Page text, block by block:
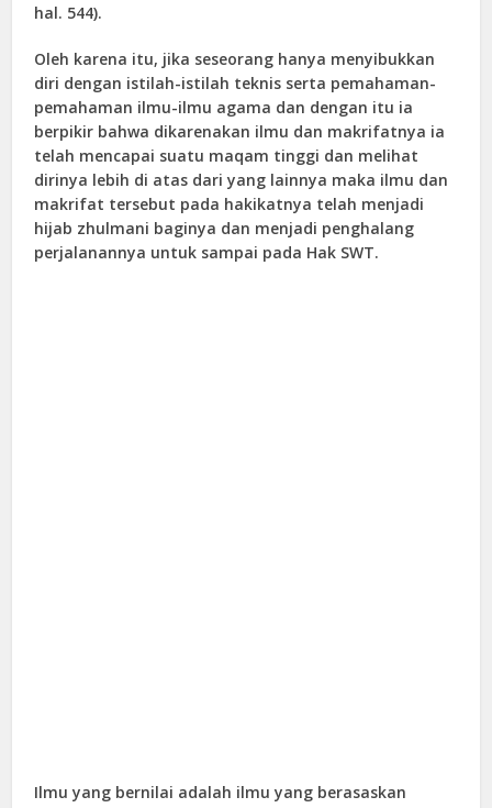
hal. 544).
Oleh karena itu, jika seseorang hanya menyibukkan
diri dengan istilah-istilah teknis serta pemahaman-
pemahaman ilmu-ilmu agama dan dengan itu ia
berpikir bahwa dikarenakan ilmu dan makrifatnya ia
telah mencapai suatu maqam tinggi dan melihat
dirinya lebih di atas dari yang lainnya maka ilmu dan
makrifat tersebut pada hakikatnya telah menjadi
hijab zhulmani baginya dan menjadi penghalang
perjalanannya untuk sampai pada Hak SWT.
Ilmu yang bernilai adalah ilmu yang berasaskan